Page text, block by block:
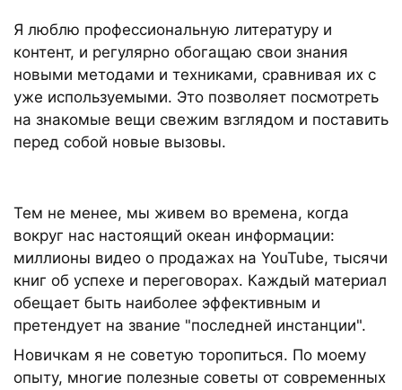
Я люблю профессиональную литературу и
контент, и регулярно обогащаю свои знания
новыми методами и техниками, сравнивая их с
уже используемыми. Это позволяет посмотреть
на знакомые вещи свежим взглядом и поставить
перед собой новые вызовы.
Тем не менее, мы живем во времена, когда
вокруг нас настоящий океан информации:
миллионы видео о продажах на YouTube, тысячи
книг об успехе и переговорах. Каждый материал
обещает быть наиболее эффективным и
претендует на звание "последней инстанции".
Новичкам я не советую торопиться. По моему
опыту, многие полезные советы от современных